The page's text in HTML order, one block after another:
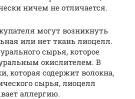
ничем не отличается.
могут возникнуть
или нет ткань лиоцелл.
сырья, которое
окислителем. В
которая содержит волокна,
сырья, лиоцелл
аллергию.